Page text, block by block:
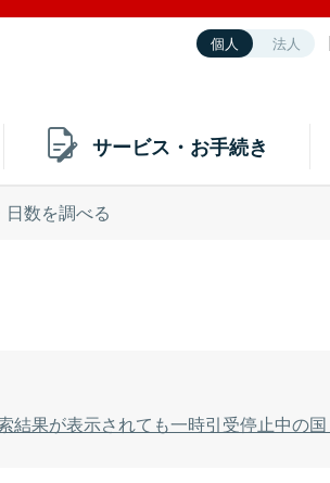
個人 法人
サービス・お手続き
日数を調べる
果が表示されても一時引受停止中の国